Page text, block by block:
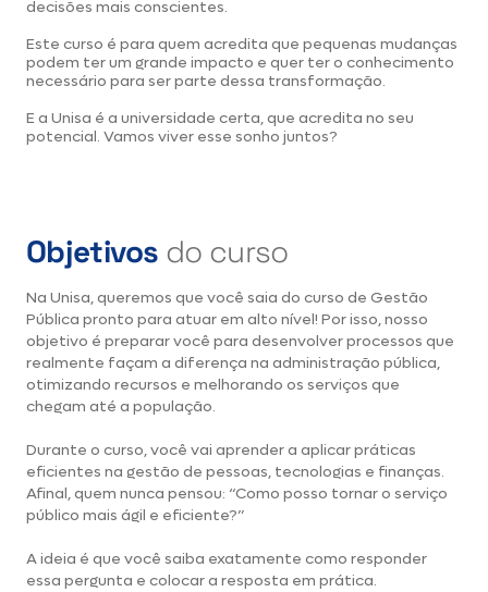
decisões mais conscientes.
Este curso é para quem acredita que pequenas mudanças
podem ter um grande impacto e quer ter o conhecimento
necessário para ser parte dessa transformação.
E a Unisa é a universidade certa, que acredita no seu
potencial. Vamos viver esse sonho juntos?
Objetivos do curso
Na Unisa, queremos que você saia do curso de Gestão
Pública pronto para atuar em alto nível! Por isso, nosso
objetivo é preparar você para desenvolver processos que
realmente façam a diferença na administração pública,
otimizando recursos e melhorando os serviços que
chegam até a população.
Durante o curso, você vai aprender a aplicar práticas
eficientes na gestão de pessoas, tecnologias e finanças.
Afinal, quem nunca pensou: “Como posso tornar o serviço
público mais ágil e eficiente?”
A ideia é que você saiba exatamente como responder
essa pergunta e colocar a resposta em prática.